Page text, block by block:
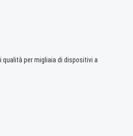
per migliaia di dispositivi a